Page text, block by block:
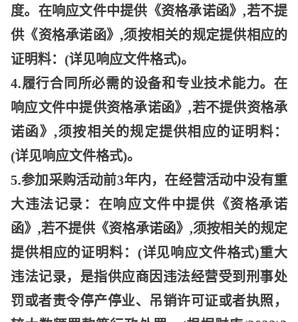
度。在响应文件中提供《资格承诺函》,若不提
供《资格承诺函》,须按相关的规定提供相应的
证明料：(详见响应文件格式)。
4.履行合同所必需的设备和专业技术能力。在
响应文件中提供资格承诺函》,若不提供资格承
诺函》,须按相关的规定提供相应的证明料：
(详见响应文件格式)。
5.参加采购活动前3年内，在经营活动中没有重
大违法记录：在响应文件中提供《资格承诺
函》,若不提供《资格承诺函》,须按相关的规定
提供相应的证明料：(详见响应文件格式)重大
违法记录，是指供应商因违法经营受到刑事处
罚或者责令停产停业、吊销许可证或者执照，